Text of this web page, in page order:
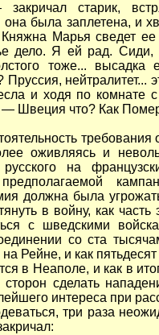
старик,
она была заплетена, и
Марья сведет
дело. Я ей рад. Сиди,
тоже... высадка
Пруссия,
и ходя по комнате
Швеция что? Как
требования
оживляясь и
на
должна была
в войну, как
с шведскими
со ста
Рейне, и как
в Неаполе, и как в
сделать
интереса при
три раза